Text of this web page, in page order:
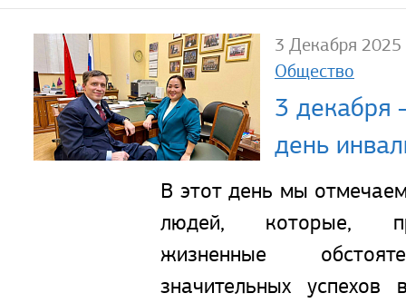
3 Декабря 2025
Общество
3 декабря
день
В этот день мы
людей, которые,
жизненные
значительных